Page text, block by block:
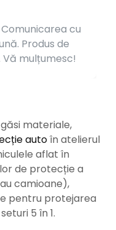
cu
Produs de
mulțumesc!
materiale,
autoîn atelierul
aflat în
de protecție a
camioane),
pentru protejarea
5 în 1.